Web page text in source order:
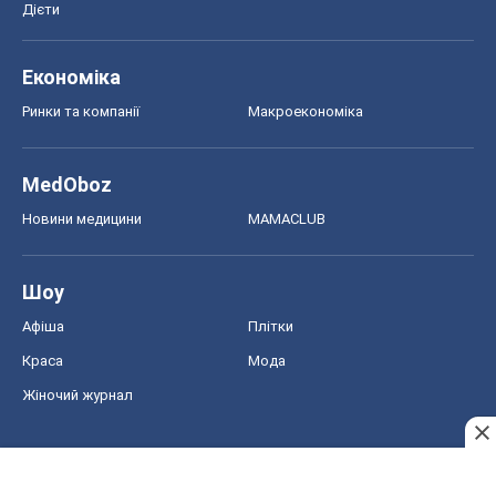
Дієти
Економіка
Ринки та компанії Макроекономіка
MedOboz
Новини медицини MAMACLUB
Шоу
Афіша Плітки
Краса Мода
Жіночий журнал